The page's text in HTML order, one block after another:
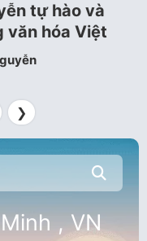
tự hào và
văn hóa Việt
❯
, VN